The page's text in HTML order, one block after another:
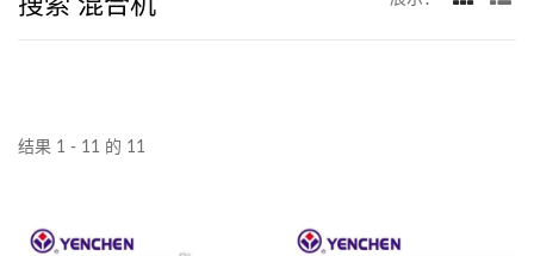
结果 1 - 11 的 11